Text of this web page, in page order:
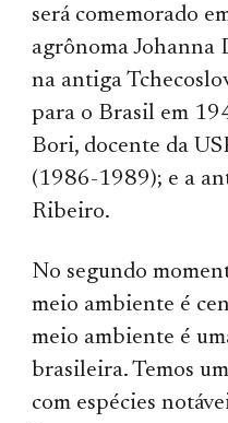
será comemorado
agrônoma Johanna
na antiga
para o Brasil em
Bori, docente da
(1986-1989); e a
Ribeiro.
No segundo
meio ambiente é
meio ambiente é
brasileira. Temos
com espécies